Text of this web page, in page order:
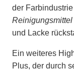
der
und Lacke
Ein weiteres
Plus, der durch